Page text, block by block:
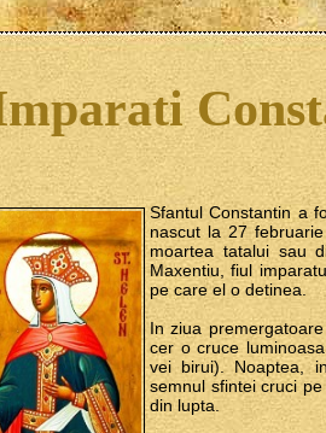
Sfantul Constantin a
nascut la 27
moartea tatalui sau
Maxentiu, fiul
pe care el o detinea.
In ziua
cer o cruce
vei birui). Noaptea,
semnul sfintei cruci
din lupta.